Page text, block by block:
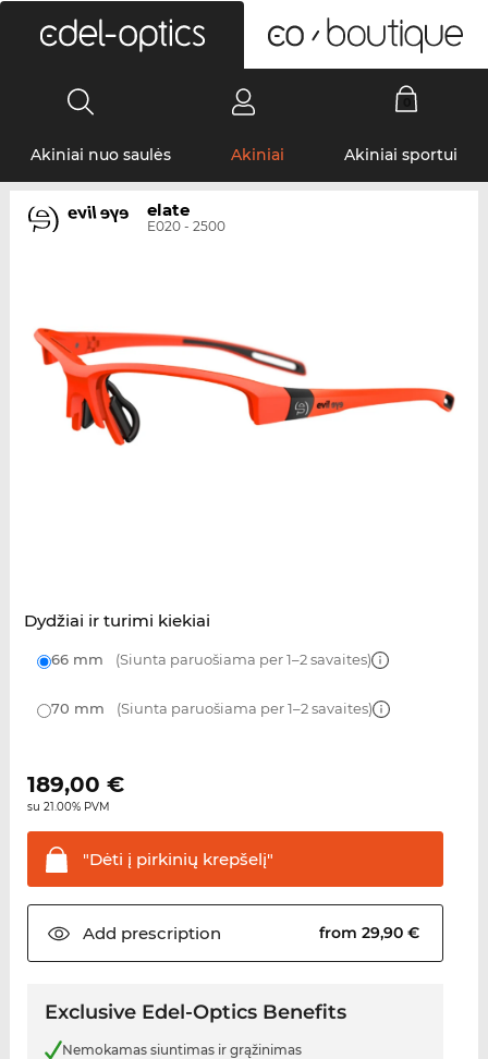
Akiniai nuo saulės Akiniai Akiniai sportui
elate
E020 - 2500
Dydžiai ir turimi kiekiai
66 mm (Siunta paruošiama per 1–2 savaites)
70 mm (Siunta paruošiama per 1–2 savaites)
189,00 €
su 21.00% PVM
"Dėti į pirkinių krepšelį"
Add prescription from 29,90 €
Exclusive Edel-Optics Benefits
Nemokamas siuntimas ir grąžinimas